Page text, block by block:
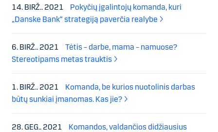
14. BIRŽ.. 2021
Pokyčių įgalintojų komanda, kuri
„Danske Bank“ strategiją paverčia realybe
6. BIRŽ.. 2021
Tėtis – darbe, mama – namuose?
Stereotipams metas trauktis
1. BIRŽ.. 2021
Komanda, be kurios nuotolinis darbas
būtų sunkiai įmanomas. Kas jie?
28. GEG.. 2021
Komandos, valdančios didžiausius